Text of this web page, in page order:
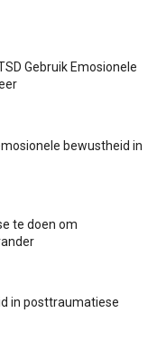
Gebruik Emosionele
bewustheid in
te doen om
in posttraumatiese